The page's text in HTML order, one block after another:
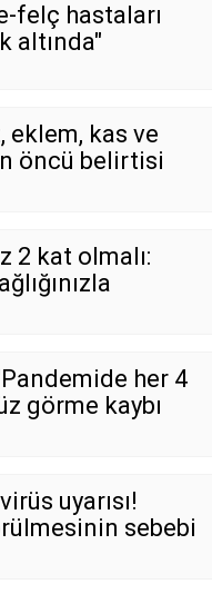
felç hastaları
altında"
eklem, kas ve
öncü belirtisi
2 kat olmalı:
her 4
görme kaybı
uyarısı!
sebebi